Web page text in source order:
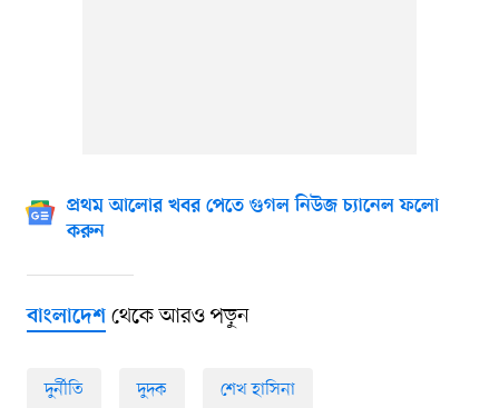
প্রথম আলোর খবর পেতে গুগল নিউজ চ্যানেল ফলো
করুন
বাংলাদেশথেকে আরও পড়ুন
দুর্নীতি দুদক শেখ হাসিনা